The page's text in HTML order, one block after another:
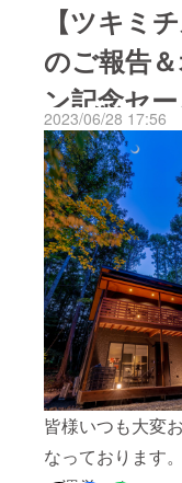
【ツキミ
のご報告
ン記念セ
知らせ】
2023/06/28 17:56
皆様いつも大変
なっております